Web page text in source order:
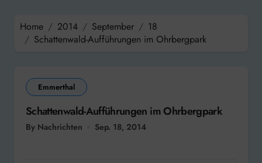
Home 2014 September
18
Schattenwald-Aufführungen im Ohrbergpark
Emmerthal
Schattenwald-Aufführungen im Ohrbergpark
By Nachrichten Sep. 18, 2014